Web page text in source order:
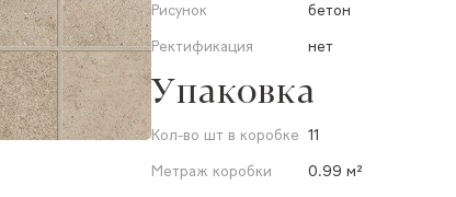
Рисунок
бетон
Ректификация
нет
Упаковка
Кол-во шт в коробке 11
Метраж коробки
0.99 м²